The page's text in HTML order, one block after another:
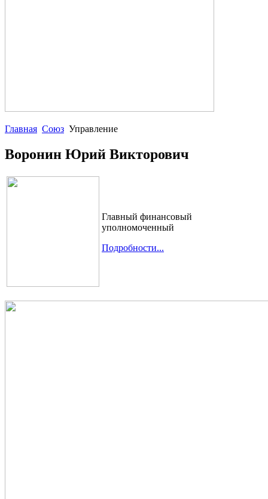
Главная Союз Управление
Воронин Юрий Викторович
Главный финансовый
уполномоченный
Подробности...